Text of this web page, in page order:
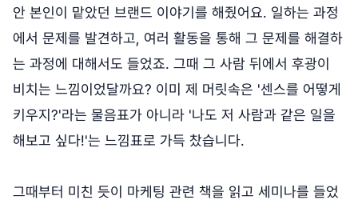
안 본인이 맡았던 브랜드 이야기를 해줬어요. 일하는 과정
에서 문제를 발견하고, 여러 활동을 통해 그 문제를 해결하
는 과정에 대해서도 들었죠. 그때 그 사람 뒤에서 후광이
비치는 느낌이었달까요? 이미 제 머릿속은 '센스를 어떻게
키우지?'라는 물음표가 아니라 '나도 저 사람과 같은 일을
해보고 싶다!'는 느낌표로 가득 찼습니다.
그때부터 미친 듯이 마케팅 관련 책을 읽고 세미나를 들었